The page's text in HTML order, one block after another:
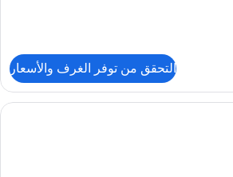
التحقق من توفر الغرف والأسعار
أغطية فراش متميزة وأسرّة بطبقة علوية